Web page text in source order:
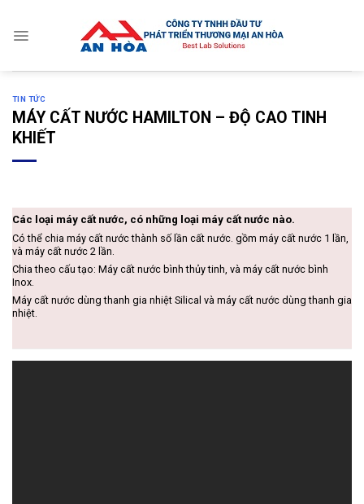
content
TIN TỨC
MÁY CẤT NƯỚC HAMILTON – ĐỘ CAO TINH
KHIẾT
Các loại máy cất nước, có những loại máy cất nước nào.
Có thể chia máy cất nước thành số lần cất nước. gồm máy cất nước 1 lần,
và máy cất nước 2 lần.
Chia theo cấu tạo: Máy cất nước bình thủy tinh, và máy cất nước bình
Inox.
Máy cất nước dùng thanh gia nhiệt Silical và máy cất nước dùng thanh gia
nhiệt.